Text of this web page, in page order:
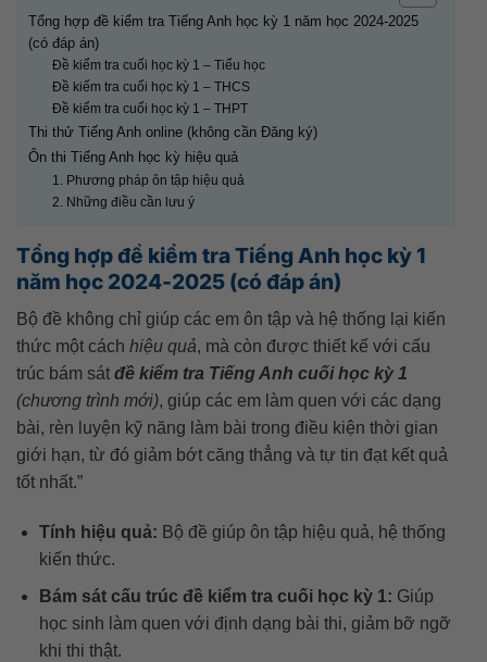
Tổng hợp đề kiểm tra Tiếng Anh học kỳ 1 năm học 2024-2025
(có đáp án)
Đề kiểm tra cuối học kỳ 1 – Tiểu học
Đề kiểm tra cuối học kỳ 1 – THCS
Đề kiểm tra cuối học kỳ 1 – THPT
Thi thử Tiếng Anh online (không cần Đăng ký)
Ôn thi Tiếng Anh học kỳ hiệu quả
1. Phương pháp ôn tập hiệu quả
2. Những điều cần lưu ý
Tổng hợp đề kiểm tra Tiếng Anh học kỳ 1
năm học 2024-2025 (có đáp án)
Bộ đề không chỉ giúp các em ôn tập và hệ thống lại kiến
thức một cách hiệu quả, mà còn được thiết kế với cấu
trúc bám sát đề kiểm tra Tiếng Anh cuối học kỳ 1
(chương trình mới), giúp các em làm quen với các dạng
bài, rèn luyện kỹ năng làm bài trong điều kiện thời gian
giới hạn, từ đó giảm bớt căng thẳng và tự tin đạt kết quả
tốt nhất.”
Tính hiệu quả: Bộ đề giúp ôn tập hiệu quả, hệ thống
kiến thức.
Bám sát cấu trúc đề kiểm tra cuối học kỳ 1: Giúp
học sinh làm quen với định dạng bài thi, giảm bỡ ngỡ
khi thi thật.